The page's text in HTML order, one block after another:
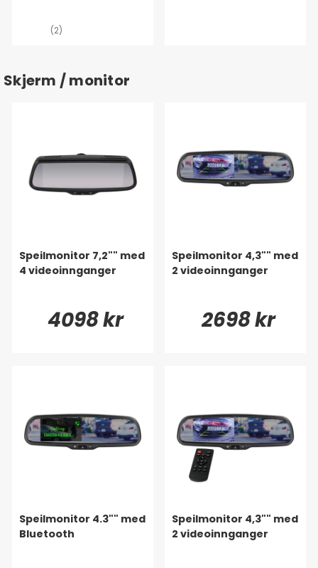
(2)
Skjerm / monitor
Speilmonitor 7,2"" med
4 videoinnganger
4098 kr
Speilmonitor 4,3"" med
2 videoinnganger
2698 kr
Speilmonitor 4.3"" med
Bluetooth
Speilmonitor 4,3"" med
2 videoinnganger